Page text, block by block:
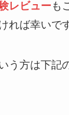
レビュー も
れば幸いです
う方は下記